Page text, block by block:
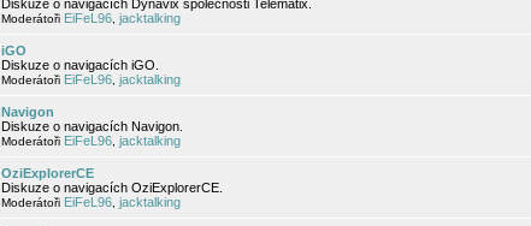
Diskuze o navigacích Dynavix společnosti Telematix.
Moderátoři EiFeL96 jacktalking
iGO
Diskuze o navigacích iGO.
Moderátoři EiFeL96 jacktalking
Navigon
Diskuze o navigacích Navigon.
Moderátoři EiFeL96 jacktalking
OziExplorerCE
Diskuze o navigacích OziExplorerCE.
Moderátoři EiFeL96 jacktalking